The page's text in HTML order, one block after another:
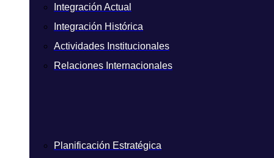
Integración Actual
Integración Histórica
Actividades Institucionales
Relaciones Internacionales
Planificación Estratégica